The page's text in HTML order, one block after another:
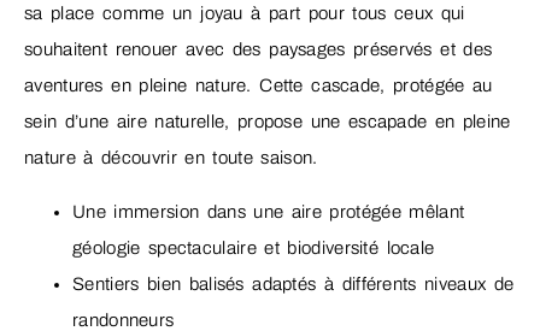
sa place comme un joyau à part pour tous ceux qui
souhaitent renouer avec des paysages préservés et des
aventures en pleine nature. Cette cascade, protégée au
sein d’une aire naturelle, propose une escapade en pleine
nature à découvrir en toute saison.
Une immersion dans une aire protégée mêlant
géologie spectaculaire et biodiversité locale
Sentiers bien balisés adaptés à différents niveaux de
randonneurs